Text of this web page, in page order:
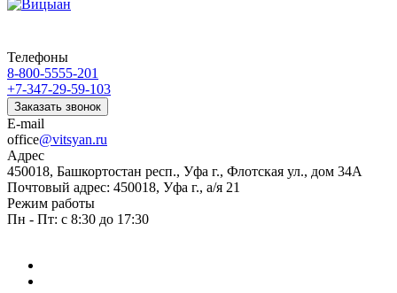
Телефоны
8-800-5555-201
+7-347-29-59-103
Заказать звонок
E-mail
office@vitsyan.ru
Адрес
450018, Башкортостан респ., Уфа г., Флотская ул., дом 34А
Почтовый адрес: 450018, Уфа г., а/я 21
Режим работы
Пн - Пт: с 8:30 до 17:30